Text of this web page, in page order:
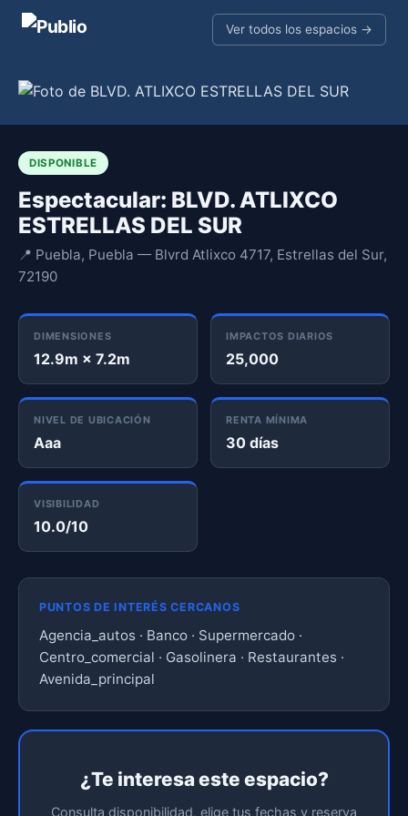
Ver todos los espacios →
DISPONIBLE
Espectacular: BLVD. ATLIXCO
ESTRELLAS DEL SUR
📍 Puebla, Puebla — Blvrd Atlixco 4717, Estrellas del Sur,
72190
DIMENSIONES
12.9m × 7.2m
IMPACTOS DIARIOS
25,000
NIVEL DE UBICACIÓN
Aaa
RENTA MÍNIMA
30 días
VISIBILIDAD
10.0/10
PUNTOS DE INTERÉS CERCANOS
Agencia_autos · Banco · Supermercado ·
Centro_comercial · Gasolinera · Restaurantes ·
Avenida_principal
¿Te interesa este espacio?
Consulta disponibilidad, elige tus fechas y reserva